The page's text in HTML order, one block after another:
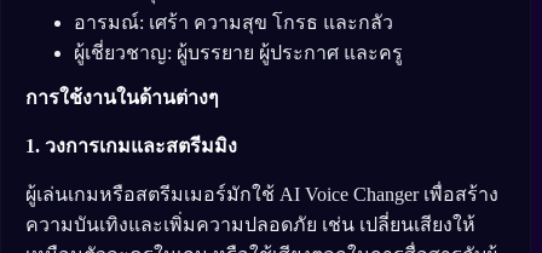
อารมณ์: เศร้า ความสุข โกรธ และกลัว
ผู้เชี่ยวชาญ: ผู้บรรยาย ผู้ประกาศ และครู
การใช้งานในด้านต่างๆ
1. วงการเกมและสตรีมมิง
ผู้เล่นเกมหรือสตรีมเมอร์มักใช้ AI Voice Changer เพื่อสร้าง
ความบันเทิงและเพิ่มความปลอดภัย เช่น เปลี่ยนเสียงให้